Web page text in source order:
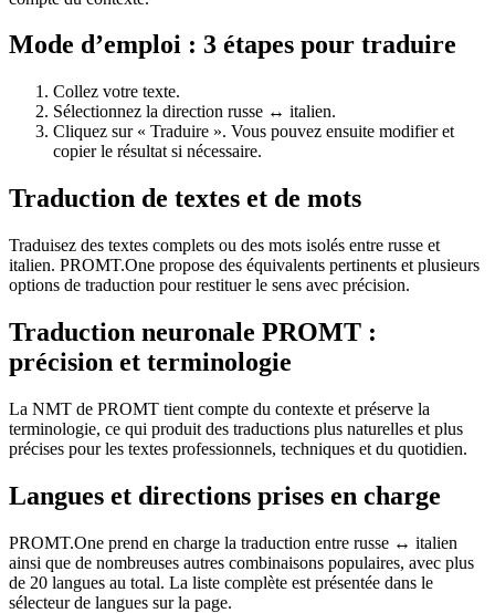
Mode d’emploi : 3 étapes pour traduire
Collez votre texte.
Sélectionnez la direction russe ↔ italien.
Cliquez sur « Traduire ». Vous pouvez ensuite modifier et
copier le résultat si nécessaire.
Traduction de textes et de mots
Traduisez des textes complets ou des mots isolés entre russe et
italien. PROMT.One propose des équivalents pertinents et plusieurs
options de traduction pour restituer le sens avec précision.
Traduction neuronale PROMT :
précision et terminologie
La NMT de PROMT tient compte du contexte et préserve la
terminologie, ce qui produit des traductions plus naturelles et plus
précises pour les textes professionnels, techniques et du quotidien.
Langues et directions prises en charge
PROMT.One prend en charge la traduction entre russe ↔ italien
ainsi que de nombreuses autres combinaisons populaires, avec plus
de 20 langues au total. La liste complète est présentée dans le
sélecteur de langues sur la page.